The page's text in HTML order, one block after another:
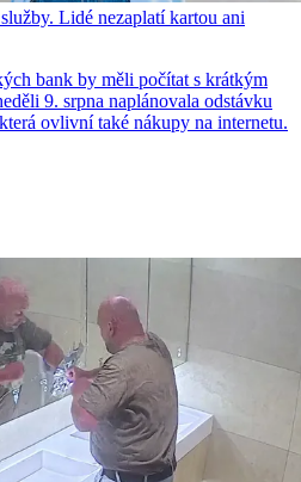
Lidé nezaplatí kartou ani
bank by měli počítat s krátkým
9. srpna naplánovala odstávku
ovlivní také nákupy na internetu.